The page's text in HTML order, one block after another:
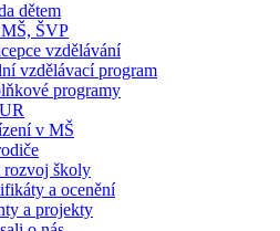
dětem
ŠVP
vzdělávání
vzdělávací program
programy
v MŠ
rozvoj školy
a ocenění
a projekty